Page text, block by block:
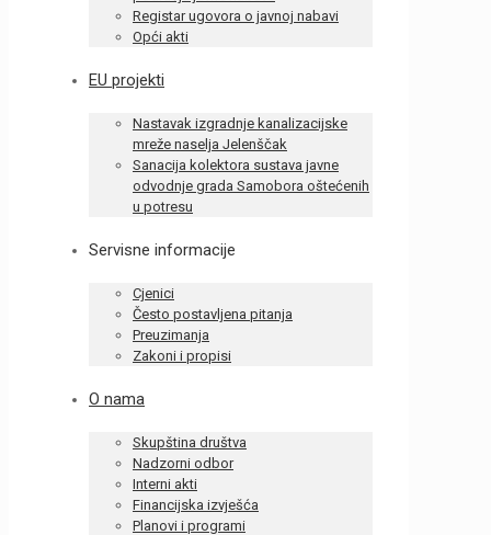
Registar ugovora o javnoj nabavi
Opći akti
EU projekti
Nastavak izgradnje kanalizacijske
mreže naselja Jelenščak
Sanacija kolektora sustava javne
odvodnje grada Samobora oštećenih
u potresu
Servisne informacije
Cjenici
Često postavljena pitanja
Preuzimanja
Zakoni i propisi
O nama
Skupština društva
Nadzorni odbor
Interni akti
Financijska izvješća
Planovi i programi